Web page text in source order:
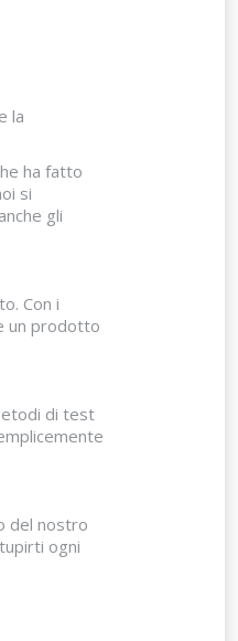
la
ha fatto
si
gli
Con i
un prodotto
di test
del nostro
ogni